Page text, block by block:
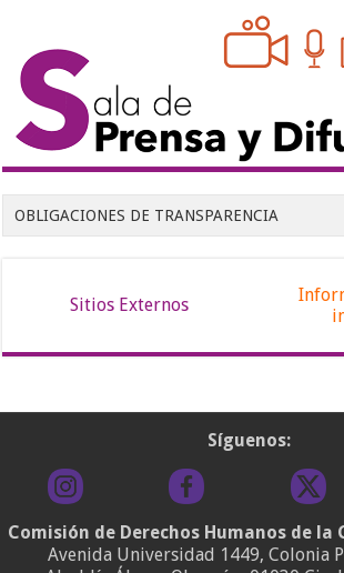
OBLIGACIONES DE TRANSPARENCIA
Sitios Externos
Síguenos:
Comisión de Derechos Humanos de la
Avenida Universidad 1449, Colonia